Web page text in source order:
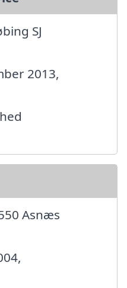
SJ
2013,
Asnæs